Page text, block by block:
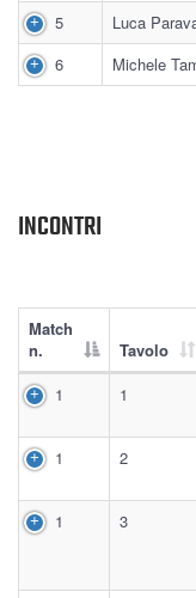
5 Luca
6
Michele
INCONTRI
Match
n.
Tavolo
1
1
1
2
1
3